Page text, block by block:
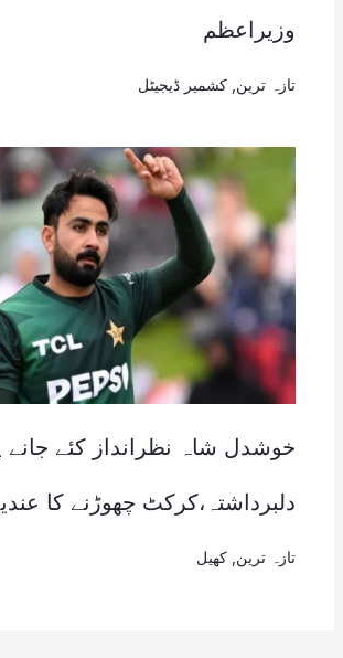
وزیراعظم
تازہ ترین کشمیر ڈیجیٹل
خوشدل شاہ نظرانداز کئے جانے
دلبرداشتہ،کرکٹ چھوڑنے کا
تازہ ترین کھیل